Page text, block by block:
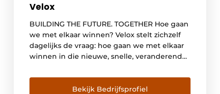
Velox
BUILDING THE FUTURE. TOGETHER Hoe gaan
we met elkaar winnen? Velox stelt zichzelf
dagelijks de vraag: hoe gaan we met elkaar
winnen in die nieuwe, snelle, veranderende
te hard gaan om ze voor jezelf te houden. De
technologieën te impactvol om je er niet in
Bekijk Bedrijfsprofiel